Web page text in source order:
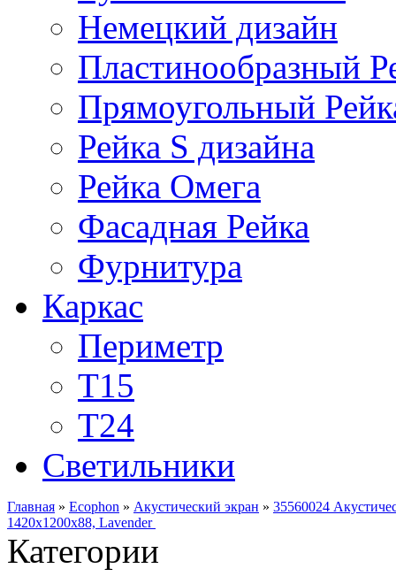
Немецкий дизайн
Пластинообразный
Прямоугольный
Рейка S дизайна
Рейка Омега
Фасадная Рейка
Фурнитура
Каркас
Периметр
Т15
Т24
Светильники
Главная » Ecophon » Акустический экран » 35560024
1420x1200x88, Lavender
Категории